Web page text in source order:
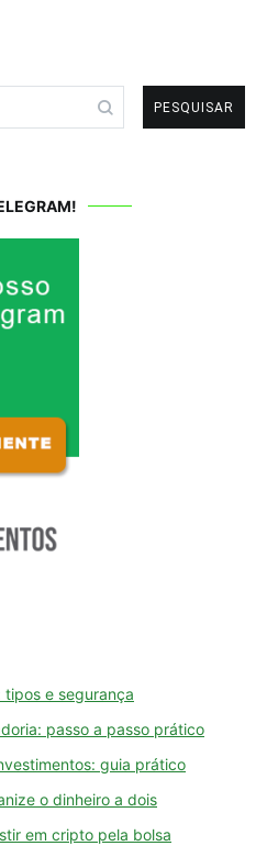
e segurança
passo a passo prático
guia prático
o dinheiro a dois
em cripto pela bolsa